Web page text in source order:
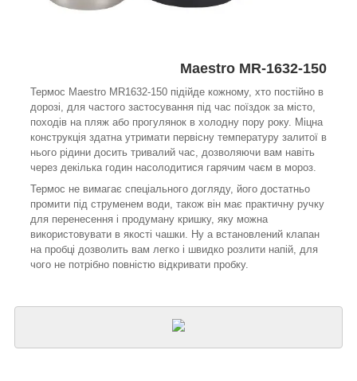
Maestro MR-1632-150
Термос Maestro MR1632-150 підійде кожному, хто постійно в
дорозі, для частого застосування під час поїздок за місто,
походів на пляж або прогулянок в холодну пору року. Міцна
конструкція здатна утримати первісну температуру залитої в
нього рідини досить тривалий час, дозволяючи вам навіть
через декілька годин насолодитися гарячим чаєм в мороз.
Термос не вимагає спеціального догляду, його достатньо
промити під струменем води, також він має практичну ручку
для перенесення і продуману кришку, яку можна
використовувати в якості чашки. Ну а встановлений клапан
на пробці дозволить вам легко і швидко розлити напій, для
чого не потрібно повністю відкривати пробку.